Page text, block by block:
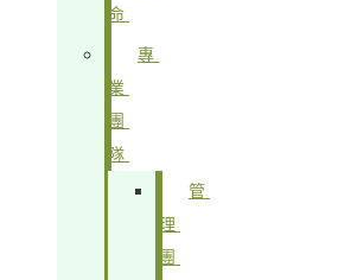
命
專
業
團
隊
管
理
團